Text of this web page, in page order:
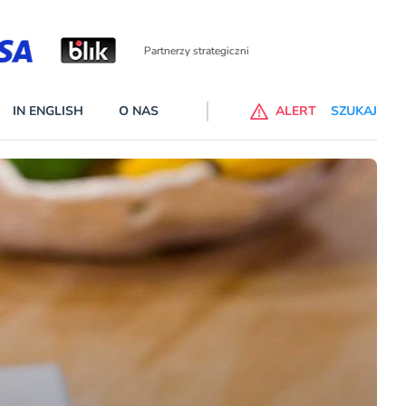
do ChataGPT Go dla klientów Revoluta. Nowy benefit we
– Standard i Plus – z usługi będzie można korzsytać za
miesiące
IN ENGLISH O NAS ALERT SZUKAJ